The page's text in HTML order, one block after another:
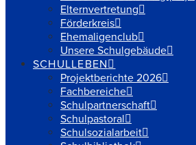
Elternvertretung
Förderkreis
Ehemaligenclub
Unsere Schulgebäude
SCHULLEBEN
Projektberichte 2026
Fachbereiche
Schulpartnerschaft
Schulpastoral
Schulsozialarbeit